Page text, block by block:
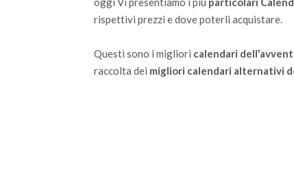
rispettivi prezzi e dove poterli acquistare.
Questi sono i migliori calendari
raccolta dei migliori calendari alternativi